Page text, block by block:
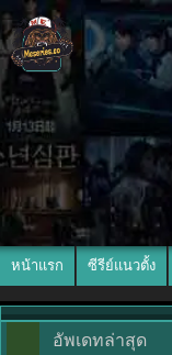
หน้าแรก ซีรีย์แนวตั้ง
อัพเดทล่าสุด